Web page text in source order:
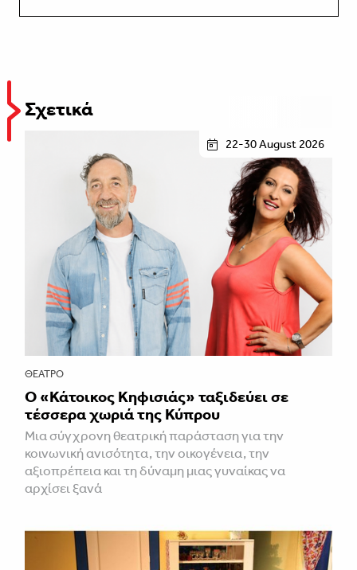
Σχετικά
22-30 August 2026
ΘΈΑΤΡΟ
Ο «Κάτοικος Κηφισιάς» ταξιδεύει σε
τέσσερα χωριά της Κύπρου
Μια σύγχρονη θεατρική παράσταση για την
κοινωνική ανισότητα, την οικογένεια, την
αξιοπρέπεια και τη δύναμη μιας γυναίκας να
αρχίσει ξανά